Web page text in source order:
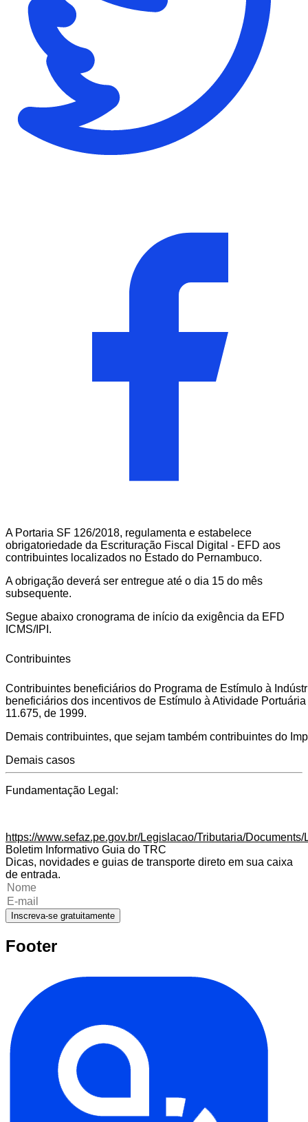
A Portaria SF 126/2018, regulamenta e estabelece
obrigatoriedade da Escrituração Fiscal Digital - EFD aos
contribuintes localizados no Estado do Pernambuco.
A obrigação deverá ser entregue até o dia 15 do mês
subsequente.
Segue abaixo cronograma de início da exigência da EFD
ICMS/IPI.
Contribuintes
Contribuintes beneficiários do Programa de Estímulo à
beneficiários dos incentivos de Estímulo à Atividade
11.675, de 1999.
Demais contribuintes, que sejam também contribuintes do
Demais casos
Fundamentação Legal:
https://www.sefaz.pe.gov.br/Legislacao/Tributaria/
Boletim Informativo Guia do TRC
Dicas, novidades e guias de transporte direto em sua caixa
de entrada.
Inscreva-se gratuitamente
Footer